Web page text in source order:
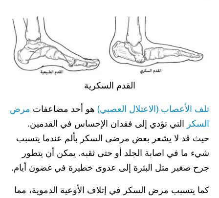
القدم السكرية
تلف الأعصاب (الاعتلال العصبي) هو أحد مضاعفات مرض
السكر التي تؤدي إلى فقدان الإحساس في القدمين.
حيث قد لا يشعر بعض مرضى السكر بألم عندما يتسبب
شيء ما في اصابة الجلد أو حتى ثقبه. يمكن أن يتطور
جرح صغير مثل البثرة إلى عدوى خطيرة في غضون أيام.
كما يتسبب مرض السكر في إتلاف الأوعية الدموية، مما